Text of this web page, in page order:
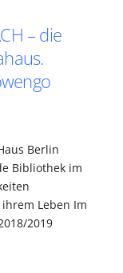
– die
Berlin
Bibliothek im
Leben Im
2019